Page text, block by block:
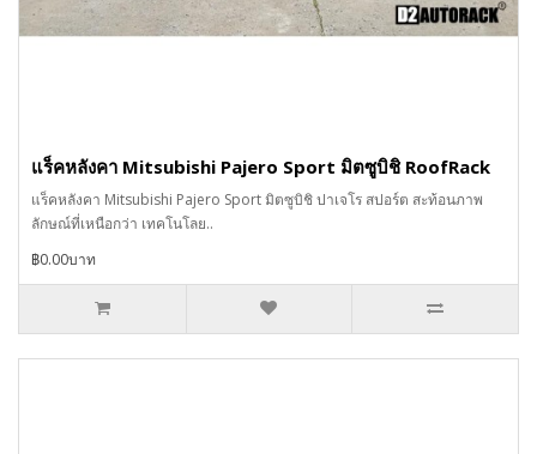
แร็คหลังคา Mitsubishi Pajero Sport มิตซูบิชิ RoofRack
แร็คหลังคา Mitsubishi Pajero Sport มิตซูบิชิ ปาเจโร สปอร์ต สะท้อนภาพ
ลักษณ์ที่เหนือกว่า เทคโนโลย..
฿0.00บาท